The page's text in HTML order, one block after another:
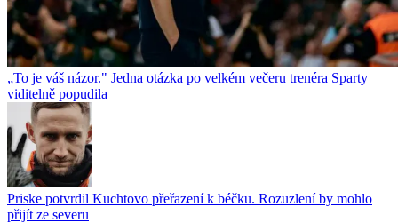
„To je váš názor." Jedna otázka po velkém večeru trenéra Sparty
viditelně popudila
Priske potvrdil Kuchtovo přeřazení k béčku. Rozuzlení by mohlo
přijít ze severu